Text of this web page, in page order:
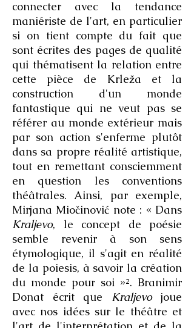
connecter avec la tendance
maniériste de l'art, en particulier
si on tient compte du fait que
sont écrites des pages de qualité
qui thématisent la relation entre
cette pièce de Krleža et la
construction d'un monde
fantastique qui ne veut pas se
référer au monde extérieur mais
par son action s'enferme plutôt
dans sa propre réalité artistique,
tout en remettant consciemment
en question les conventions
théâtrales. Ainsi, par exemple,
Mirjana Miočinović note : « Dans
Kraljevo, le concept de poésie
semble revenir à son sens
étymologique, il s'agit en réalité
de la poiesis, à savoir la création
du monde pour soi »². Branimir
Donat écrit que Kraljevojoue
avec nos idées sur le théâtre et